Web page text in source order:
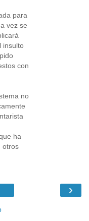
para
vez se
insulto
con
no
ha
otros
›